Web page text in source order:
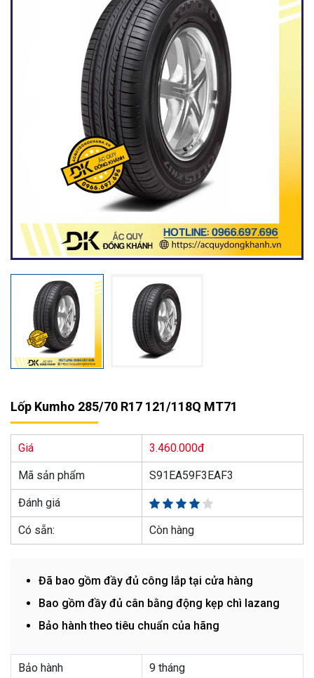
Lốp Kumho 285/70 R17 121/118Q MT71
Giá 3.460.000đ
Mã sản phẩm S91EA59F3EAF3
Đánh giá
Có sẵn: Còn hàng
Đã bao gồm đầy đủ công lắp tại cửa hàng
Bao gồm đầy đủ cân bằng động kẹp chì lazang
Bảo hành theo tiêu chuẩn của hãng
Bảo hành 9 tháng